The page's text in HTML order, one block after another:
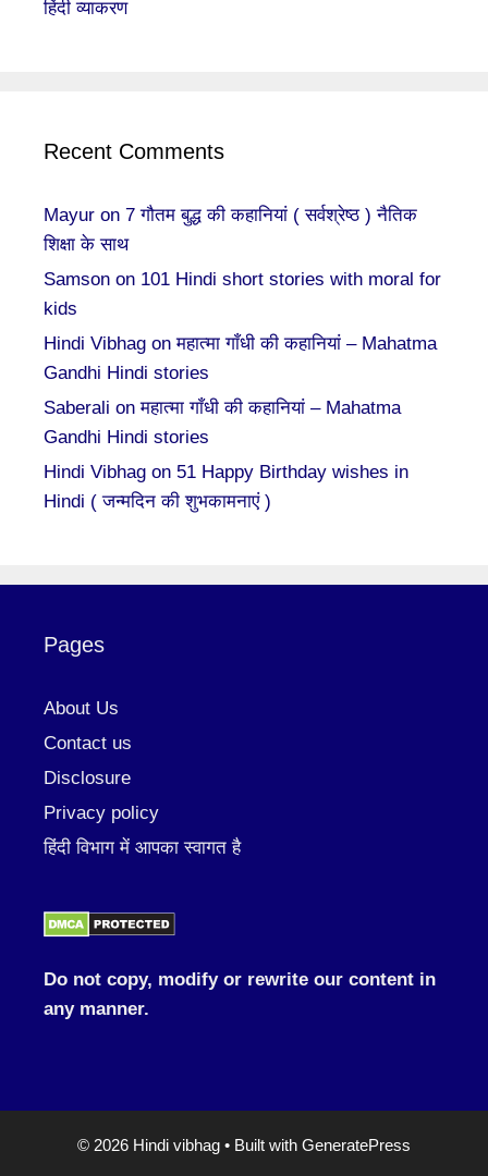
हिंदी व्याकरण
Recent Comments
Mayur on 7 गौतम बुद्ध की कहानियां ( सर्वश्रेष्ठ ) नैतिक
शिक्षा के साथ
Samson on 101 Hindi short stories with moral for
kids
Hindi Vibhag onमहात्मा गाँधी की कहानियां – Mahatma
Gandhi Hindi stories
Saberali onमहात्मा गाँधी की कहानियां – Mahatma
Gandhi Hindi stories
Hindi Vibhag on 51 Happy Birthday wishes in
Hindi ( जन्मदिन की शुभकामनाएं )
Pages
About Us
Contact us
Disclosure
Privacy policy
हिंदी विभाग में आपका स्वागत है
Do not copy, modify or rewrite our content in
any manner.
© 2026 Hindi vibhag • Built with GeneratePress